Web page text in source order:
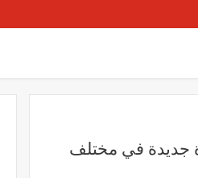
جديدة في مختلف